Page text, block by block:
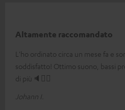
Altamente raccomandato
L'ho ordinato circa un mese fa e
soddisfatto! Ottimo suono, bassi
di più🔈👍🏼
Johann I.